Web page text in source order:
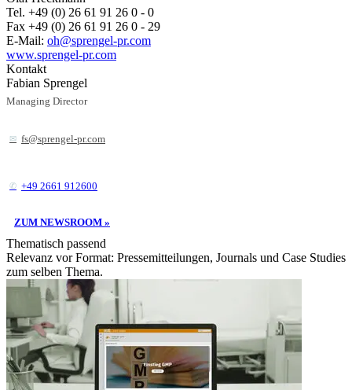
Tel. +49 (0) 26 61 91 26 0 - 0
Fax +49 (0) 26 61 91 26 0 - 29
E-Mail: oh@sprengel-pr.com
www.sprengel-pr.com
Kontakt
Fabian Sprengel
Managing Director
fs@sprengel-pr.com
+49 2661 912600
ZUM NEWSROOM »
Thematisch passend
Relevanz vor Format: Pressemitteilungen, Journals und Case Studies
zum selben Thema.